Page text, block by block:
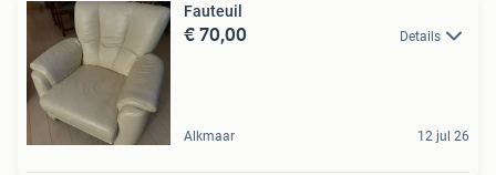
Fauteuil
€ 70,00 Details
Alkmaar 12 jul 26